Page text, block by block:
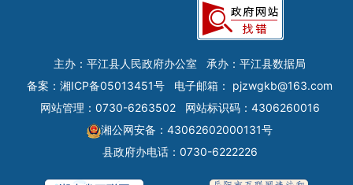
主办：平江县人民政府办公室
承办：平江县数据局
备案： 湘ICP备05013451号 电子邮箱： pjzwgkb@163.com
网站管理：0730-6263502
网站标识码：4306260016
湘公网安备：43062602000131号
县政府办电话：0730-6222226